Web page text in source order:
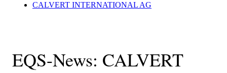
CALVERT INTERNATIONAL AG
EQS-News: CALVERT